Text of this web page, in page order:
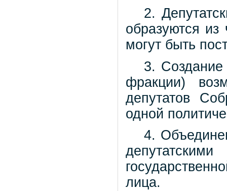
2.
образуются из
могут быть
3. Создание
фракции)
депутатов
одной
4.
лица.